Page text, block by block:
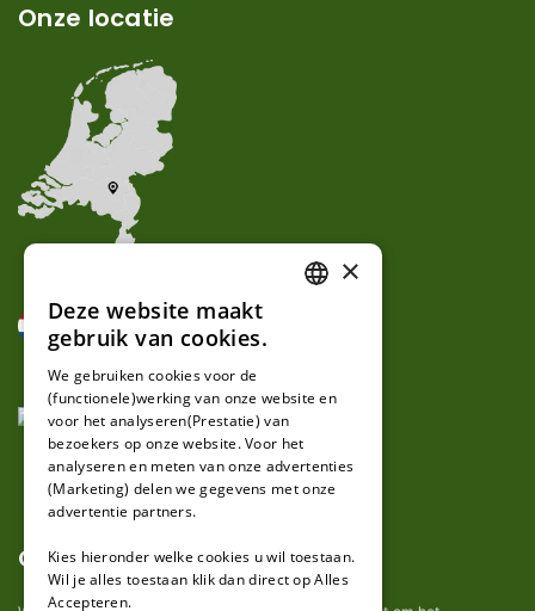
Onze locatie
Over ons
GERMAN
×
Deze website maakt
gebruik van cookies.
We gebruiken cookies voor de
(functionele)werking van onze website en
voor het analyseren(Prestatie) van
bezoekers op onze website. Voor het
analyseren en meten van onze advertenties
(Marketing) delen we gegevens met onze
advertentie partners.
Kies hieronder welke cookies u wil toestaan.
Wil je alles toestaan klik dan direct op Alles
Accepteren.